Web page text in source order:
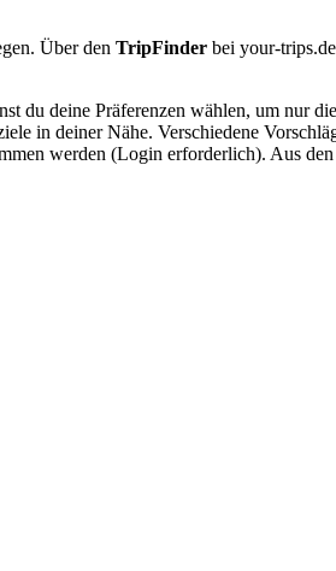
Über den TripFinder bei your-
du deine Präferenzen wählen, um nur
in deiner Nähe. Verschiedene
werden (Login erforderlich). Aus